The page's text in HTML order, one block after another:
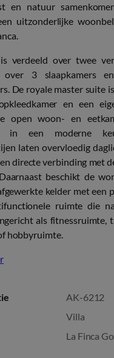
en natuur
uitzonderlijke
verdeeld over twee
over 3 slaapkamers
De royale master suite
en een
open woon- en
in een moderne
laten overvloedig
directe verbinding met
beschikt de
kelder met een
ruimte die
als fitnessruimte,
hobbyruimte.
AK-6212
Villa
La Finca